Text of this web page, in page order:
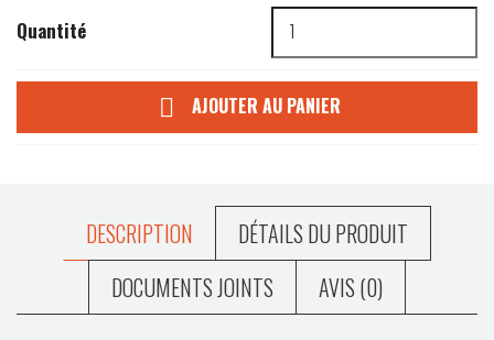
Quantité
 AJOUTER AU PANIER
DESCRIPTION
DÉTAILS DU PRODUIT
DOCUMENTS JOINTS
AVIS (0)